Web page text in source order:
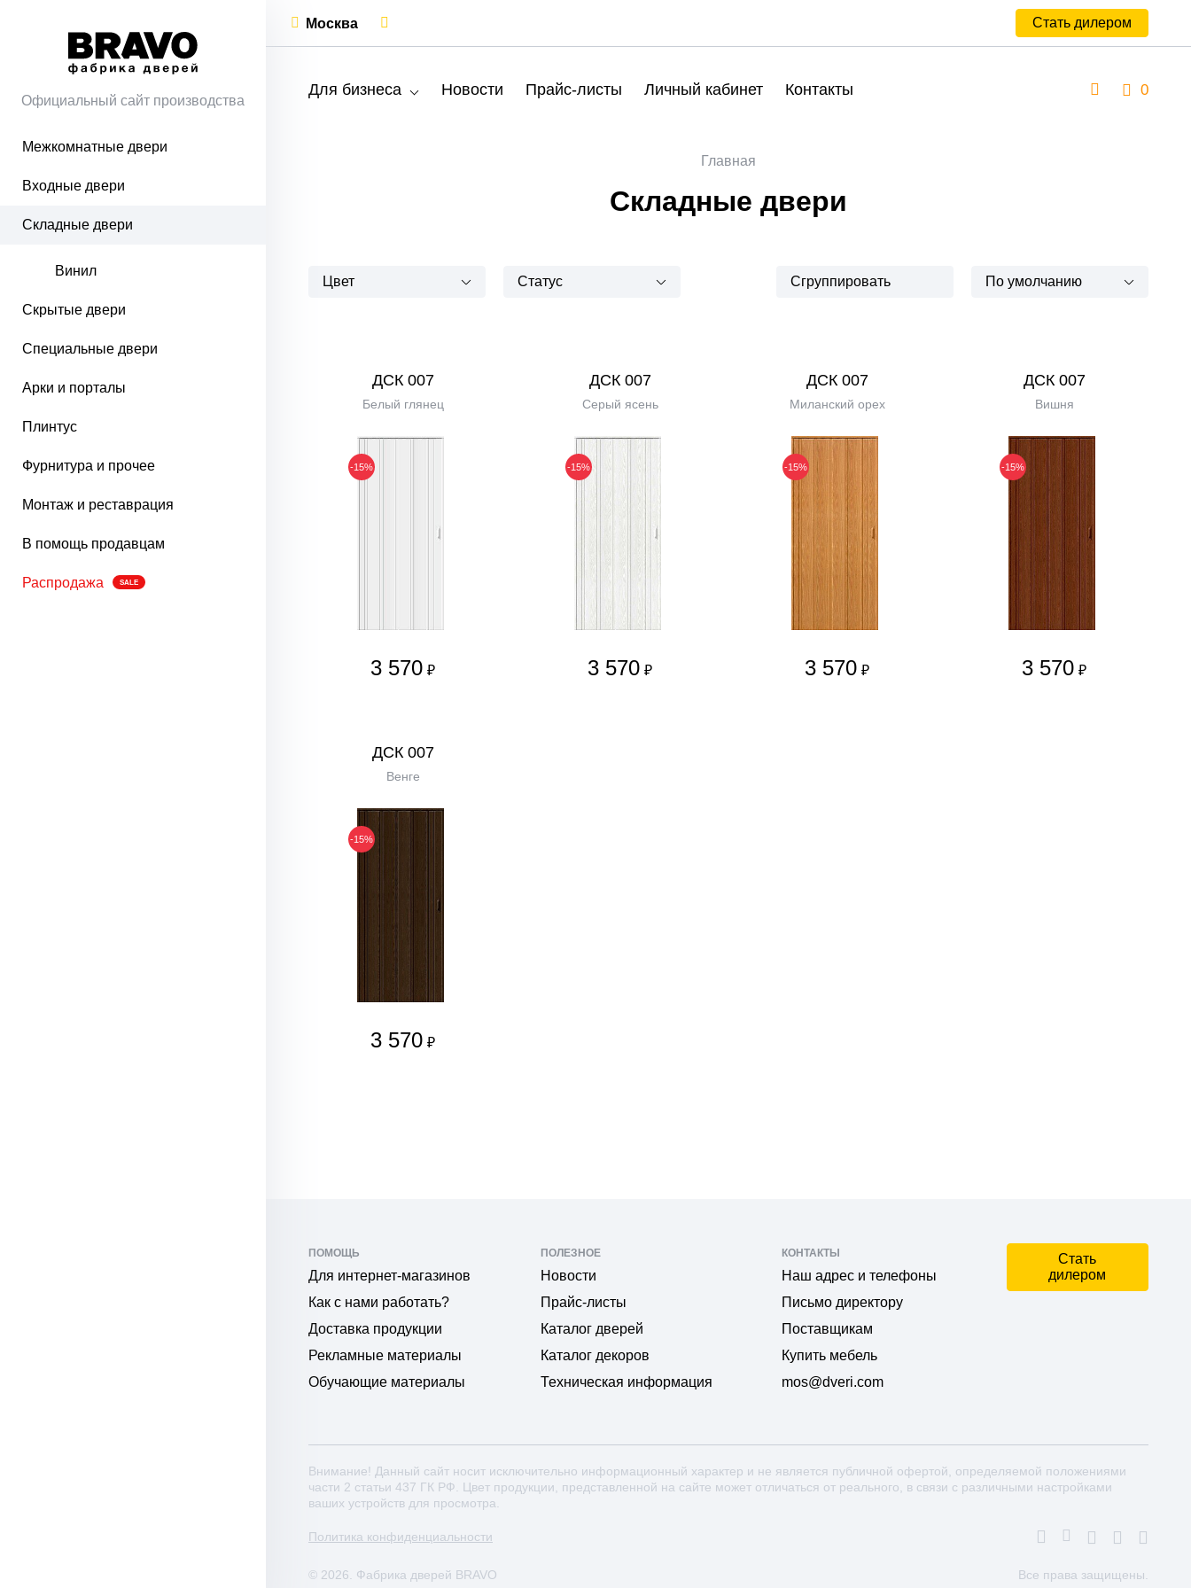
Официальный сайт производства
Межкомнатные двери
Входные двери
Складные двери
Винил
Скрытые двери
Специальные двери
Арки и порталы
Плинтус
Фурнитура и прочее
Монтаж и реставрация
В помощь продавцам
Распродажа SALE
Москва Стать дилером
Для бизнеса Новости Прайс-листы Личный кабинет Контакты 0
Главная
Складные двери
Цвет Статус Сгруппировать По умолчанию
ДСК 007
Белый глянец
-15%
3 570 ₽
ДСК 007
Серый ясень
-15%
3 570 ₽
ДСК 007
Миланский орех
-15%
3 570 ₽
ДСК 007
Вишня
-15%
3 570 ₽
ДСК 007
Венге
-15%
3 570 ₽
ПОМОЩЬ
Для интернет-магазинов
Как с нами работать?
Доставка продукции
Рекламные материалы
Обучающие материалы
ПОЛЕЗНОЕ
Новости
Прайс-листы
Каталог дверей
Каталог декоров
Техническая информация
КОНТАКТЫ
Наш адрес и телефоны
Письмо директору
Поставщикам
Купить мебель
mos@dveri.com
Стать
дилером
Внимание! Данный сайт носит исключительно информационный характер и не является публичной офертой, определяемой положениями
части 2 статьи 437 ГК РФ. Цвет продукции, представленной на сайте может отличаться от реального, в связи с различными настройками
ваших устройств для просмотра.
Политика конфиденциальности
© 2026. Фабрика дверей BRAVO Все права защищены.